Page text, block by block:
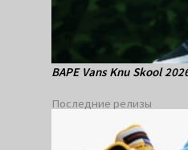
BAPE Vans Knu Skool
Последние релизы